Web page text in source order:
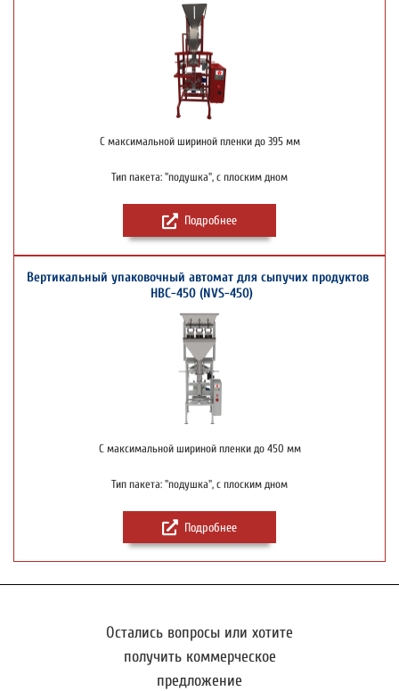
С максимальной шириной пленки до 395 мм
Тип пакета: "подушка", с плоским дном
Подробнее
Вертикальный упаковочный автомат для сыпучих продуктов
НВС-450 (NVS-450)
С максимальной шириной пленки до 450 мм
Тип пакета: "подушка", с плоским дном
Подробнее
Остались вопросы или хотите
получить коммерческое
предложение